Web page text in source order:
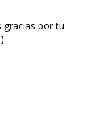
gracias por tu